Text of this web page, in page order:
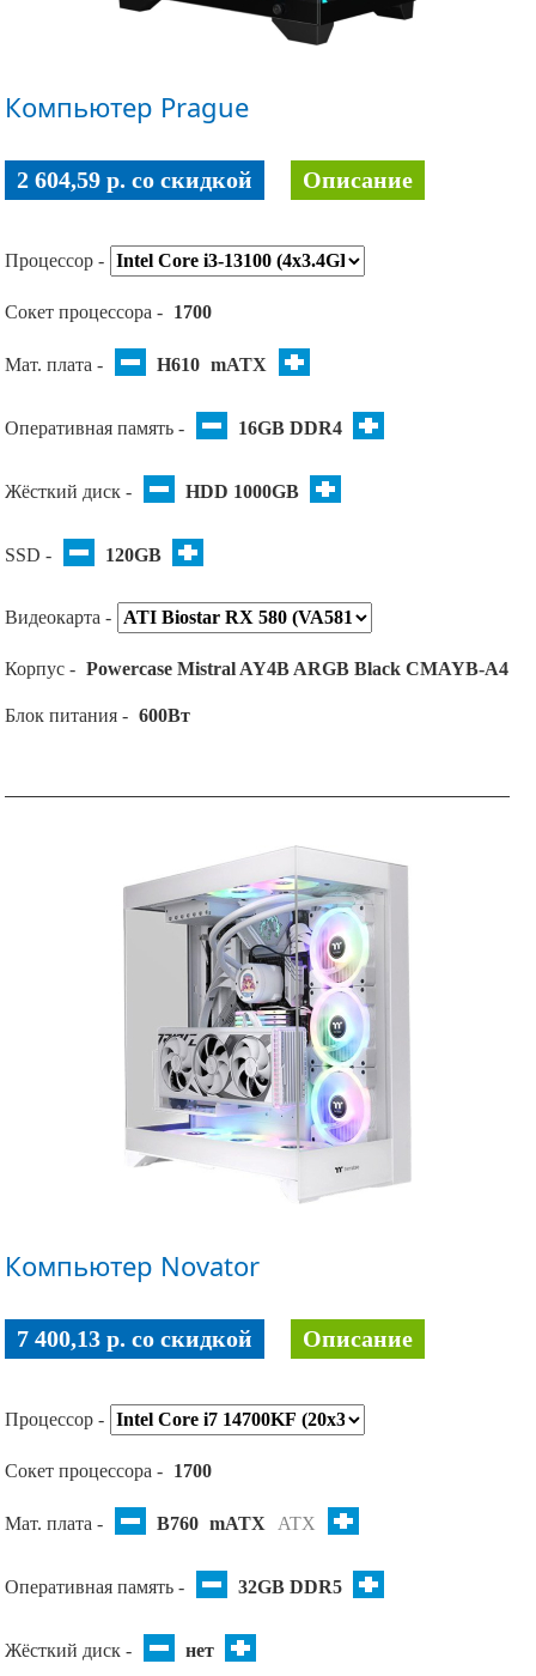
Компьютер Prague
2 604,59 p. co скидкой Описание
Процессор -
Сокет процессора - 1700
Мат. плата - H610 mATX
Оперативная память - 16GB DDR4
Жёсткий диск - HDD 1000GB
SSD - 120GB
Видеокарта -
Корпус - Powercase Mistral AY4B ARGB Black CMAYB-A4
Блок питания - 600Вт
Компьютер Novator
7 400,13 p. co скидкой Описание
Процессор -
Сокет процессора - 1700
Мат. плата - B760 mATX ATX
Оперативная память - 32GB DDR5
Жёсткий диск - нет